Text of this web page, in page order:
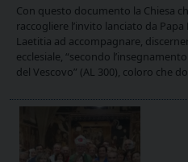
Con questo documento la Chiesa
raccogliere l’invito lanciato da
Laetitia ad accompagnare,
ecclesiale, “secondo
del Vescovo” (AL 300), coloro che